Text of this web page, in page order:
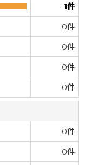
1件
0件
0件
0件
0件
0件
0件